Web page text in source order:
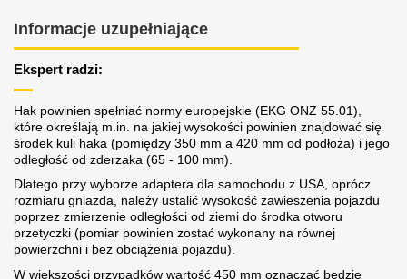
Informacje uzupełniające
Ekspert radzi:
Hak powinien spełniać normy europejskie (EKG ONZ 55.01),
które określają m.in. na jakiej wysokości powinien znajdować się
środek kuli haka (pomiędzy 350 mm a 420 mm od podłoża) i jego
odległość od zderzaka (65 - 100 mm).
Dlatego przy wyborze adaptera dla samochodu z USA, oprócz
rozmiaru gniazda, należy ustalić wysokość zawieszenia pojazdu
poprzez zmierzenie odległości od ziemi do środka otworu
przetyczki (pomiar powinien zostać wykonany na równej
powierzchni i bez obciążenia pojazdu).
W większości przypadków wartość 450 mm oznaczać będzie